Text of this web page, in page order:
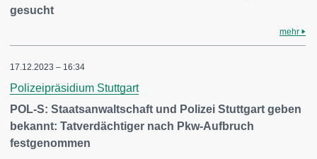
gesucht
mehr
17.12.2023 – 16:34
Polizeipräsidium Stuttgart
POL-S: Staatsanwaltschaft und Polizei Stuttgart geben
bekannt: Tatverdächtiger nach Pkw-Aufbruch
festgenommen